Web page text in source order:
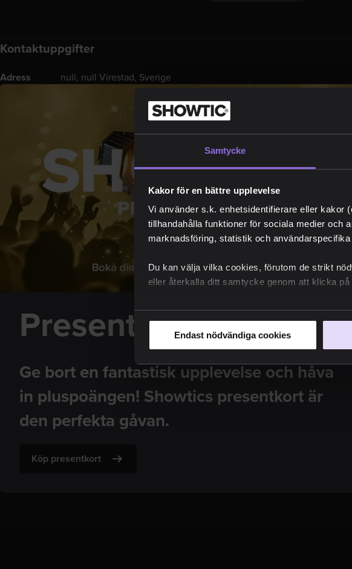
Samtycke
Kakor för en bättre upplevelse
Vi använder s.k. enhetsidentifierare eller kakor
tillhandahålla funktioner för sociala medier och
marknadsföring, statistik och
Du kan välja vilka cookies, förutom de strikt
eller återkalla ditt samtycke genom att klicka
Endast nödvändiga cookies
Kontaktuppgifter
Adress null, null Virestad, Sverige
Presentkort
Ge bort en fantastisk upplevelse och håva
in pluspoängen! Showtics presentkort är
den perfekta gåvan.
Köp presentkort